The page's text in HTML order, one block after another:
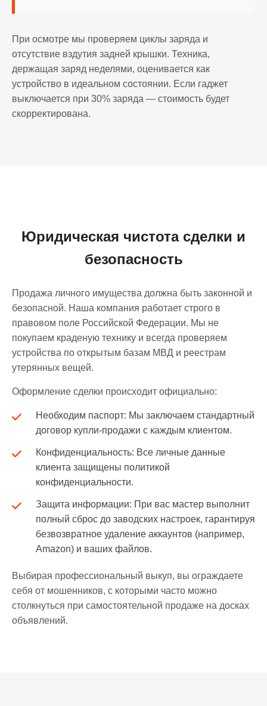
При осмотре мы проверяем циклы заряда и
отсутствие вздутия задней крышки. Техника,
держащая заряд неделями, оценивается как
устройство в идеальном состоянии. Если гаджет
выключается при 30% заряда — стоимость будет
скорректирована.
Юридическая чистота сделки и
безопасность
Продажа личного имущества должна быть законной и
безопасной. Наша компания работает строго в
правовом поле Российской Федерации. Мы не
покупаем краденую технику и всегда проверяем
устройства по открытым базам МВД и реестрам
утерянных вещей.
Оформление сделки происходит официально:
Необходим паспорт: Мы заключаем стандартный
договор купли-продажи с каждым клиентом.
Конфиденциальность: Все личные данные
клиента защищены политикой
конфиденциальности.
Защита информации: При вас мастер выполнит
полный сброс до заводских настроек, гарантируя
безвозвратное удаление аккаунтов (например,
Amazon) и ваших файлов.
Выбирая профессиональный выкуп, вы ограждаете
себя от мошенников, с которыми часто можно
столкнуться при самостоятельной продаже на досках
объявлений.